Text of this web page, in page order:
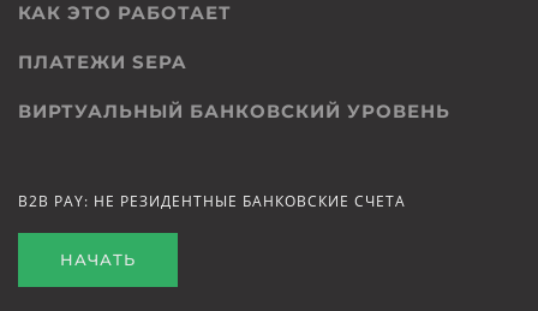
КАК ЭТО РАБОТАЕТ
ПЛАТЕЖИ SEPA
ВИРТУАЛЬНЫЙ БАНКОВСКИЙ УРОВЕНЬ
B2B PAY: НЕ РЕЗИДЕНТНЫЕ БАНКОВСКИЕ СЧЕТА
НАЧАТЬ